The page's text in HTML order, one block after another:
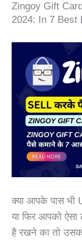
Zingoy Gift
2024: In 7 Best
क्या आपके पास भी
या फिर आपको
है रखने का तो